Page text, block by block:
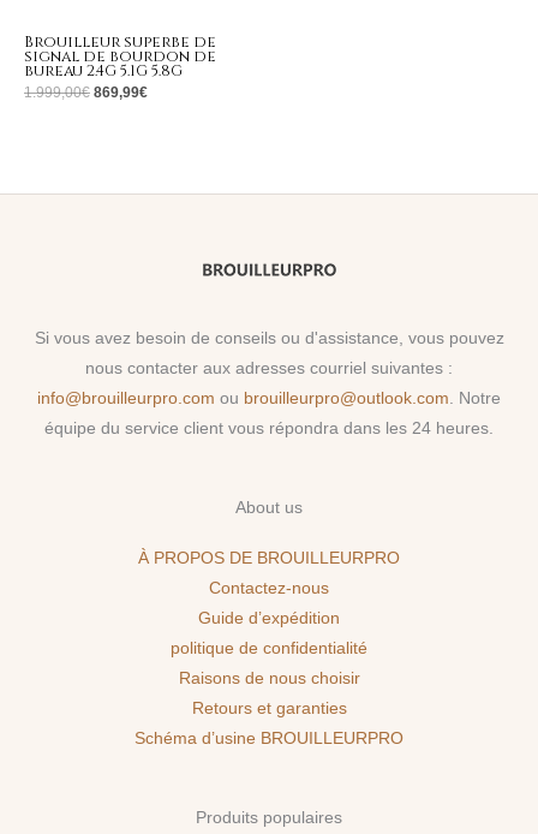
Brouilleur superbe de
signal de bourdon de
bureau 2.4G 5.1G 5.8G
1.999,00€ 869,99€
Si vous avez besoin de conseils ou d'assistance, vous pouvez
nous contacter aux adresses courriel suivantes :
info@brouilleurpro.com ou brouilleurpro@outlook.com . Notre
équipe du service client vous répondra dans les 24 heures.
About us
À PROPOS DE BROUILLEURPRO
Contactez-nous
Guide d’expédition
politique de confidentialité
Raisons de nous choisir
Retours et garanties
Schéma d’usine BROUILLEURPRO
Produits populaires